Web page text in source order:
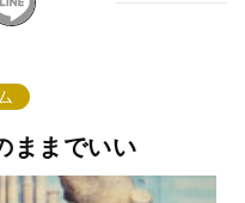
ままでいい